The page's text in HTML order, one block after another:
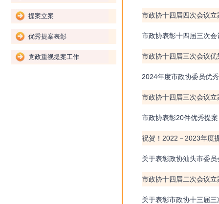
提案立案
优秀提案表彰
党政重视提案工作
市政协十四届四次会议
市政协表彰十四届三次
市政协十四届三次会议
2024年度市政协委员优
市政协十四届三次会议
市政协表彰20件优秀提
祝贺！2022－2023年度
关于表彰政协汕头市委
市政协十四届二次会议
关于表彰市政协十三届